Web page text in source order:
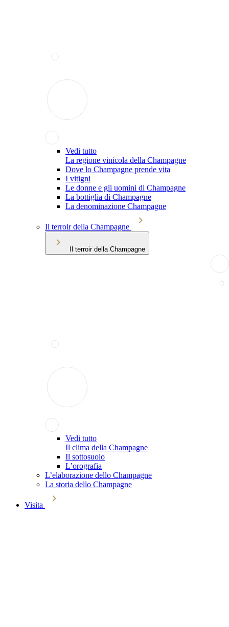
Vedi tutto
La regione vinicola della Champagne
Dove lo Champagne prende vita
I vitigni
Le donne e gli uomini di Champagne
La bottiglia di Champagne
La denominazione Champagne
Il terroir della Champagne
Il terroir della Champagne
Vedi tutto
Il clima della Champagne
Il sottosuolo
L’orografia
L’elaborazione dello Champagne
La storia dello Champagne
Visita